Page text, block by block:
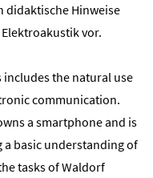
didaktische Hinweise
vor.
includes the natural use
communication.
a smartphone and is
a basic understanding of
tasks of Waldorf